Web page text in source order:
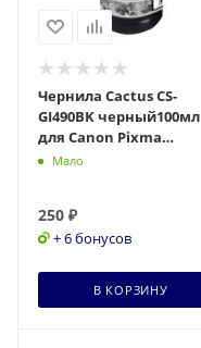
Чернила Cactus CS-
GI490BK черный100мл
для Canon Pixma
G1400/G2400/G3400
Мало
250 ₽
+ 6 бонусов
В КОРЗИНУ